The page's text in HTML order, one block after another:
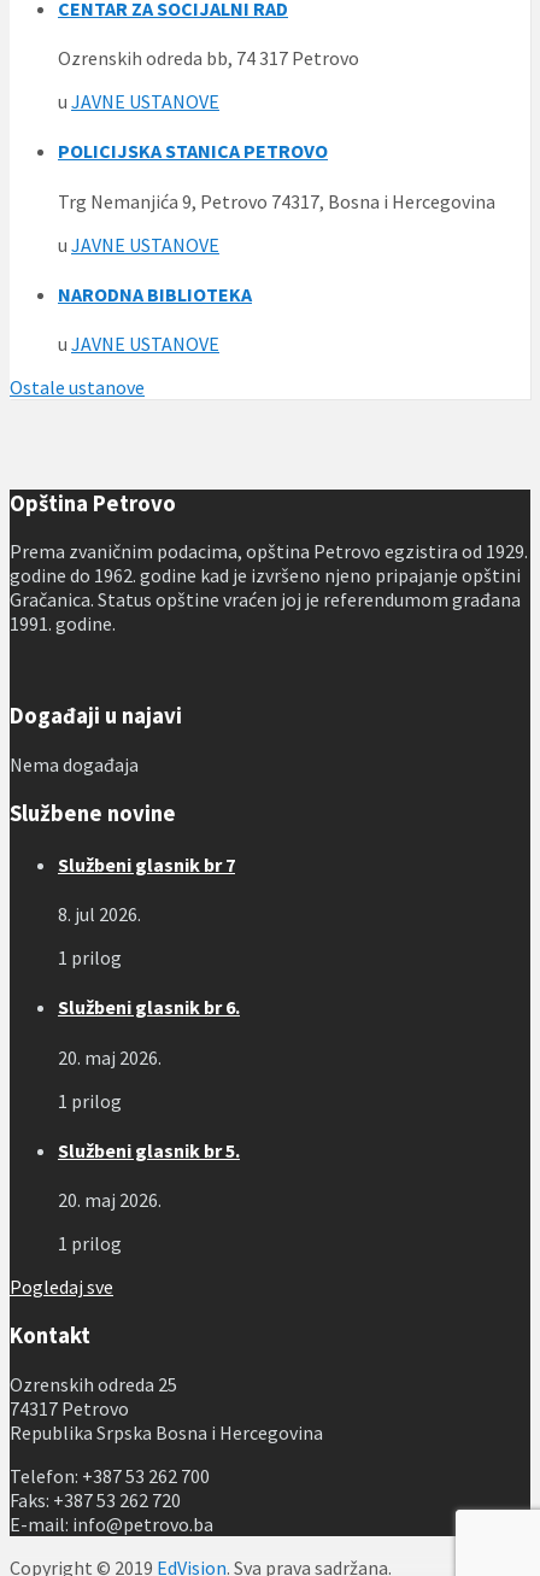
CENTAR ZA SOCIJALNI RAD
Ozrenskih odreda bb, 74 317 Petrovo
u JAVNE USTANOVE
POLICIJSKA STANICA PETROVO
Trg Nemanjića 9, Petrovo 74317, Bosna i Hercegovina
u JAVNE USTANOVE
NARODNA BIBLIOTEKA
u JAVNE USTANOVE
Ostale ustanove
Opština Petrovo
Prema zvaničnim podacima, opština Petrovo egzistira od 1929.
godine do 1962. godine kad je izvršeno njeno pripajanje opštini
Gračanica. Status opštine vraćen joj je referendumom građana
1991. godine.
Događaji u najavi
Nema događaja
Službene novine
Službeni glasnik br 7
8. jul 2026.
1 prilog
Službeni glasnik br 6.
20. maj 2026.
1 prilog
Službeni glasnik br 5.
20. maj 2026.
1 prilog
Pogledaj sve
Kontakt
Ozrenskih odreda 25
74317 Petrovo
Republika Srpska Bosna i Hercegovina
Telefon: +387 53 262 700
Faks: +387 53 262 720
E-mail: info@petrovo.ba
Copyright © 2019 EdVision. Sva prava sadržana.